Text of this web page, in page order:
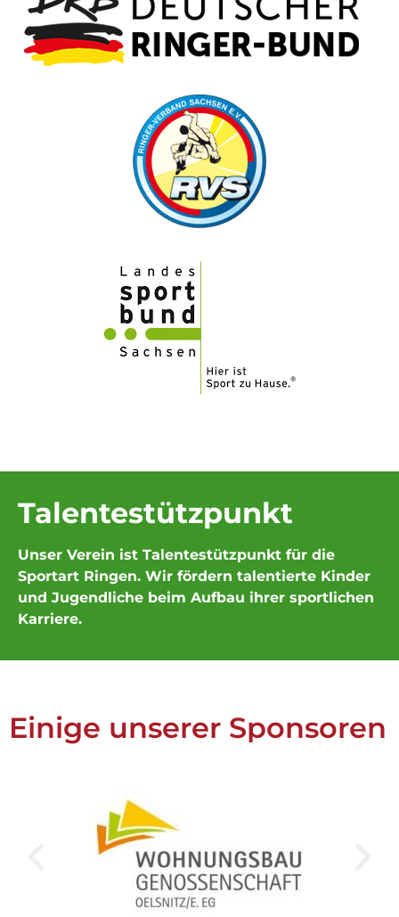
Talentestützpunkt
Unser Verein ist Talentestützpunkt für die
Sportart Ringen. Wir fördern talentierte Kinder
und Jugendliche beim Aufbau ihrer sportlichen
Karriere.
Einige unserer Sponsoren